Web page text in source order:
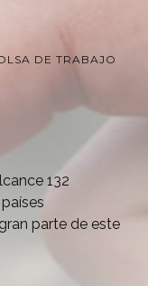
DE TRABAJO
132
parte de este